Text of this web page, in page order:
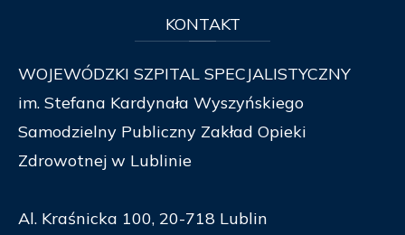
KONTAKT
WOJEWÓDZKI SZPITAL SPECJALISTYCZNY
im. Stefana Kardynała Wyszyńskiego
Samodzielny Publiczny Zakład Opieki
Zdrowotnej w Lublinie
Al. Kraśnicka 100, 20-718 Lublin